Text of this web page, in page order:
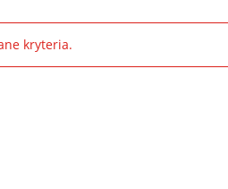
kryteria.